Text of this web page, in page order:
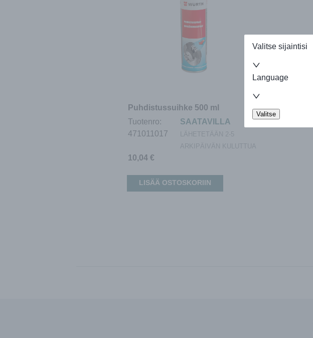
Valitse sijaintisi
Language
Valitse
Puhdistussuihke 500 ml
Tuotenro:
471011017
SAATAVILLA
LÄHETETÄÄN 2-5
ARKIPÄIVÄN KULUTTUA
10,04 €
LISÄÄ OSTOSKORIIN